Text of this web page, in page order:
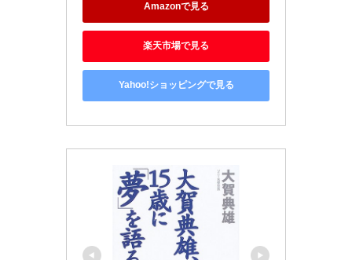
Amazonで見る
楽天市場で見る
Yahoo!ショッピングで見る